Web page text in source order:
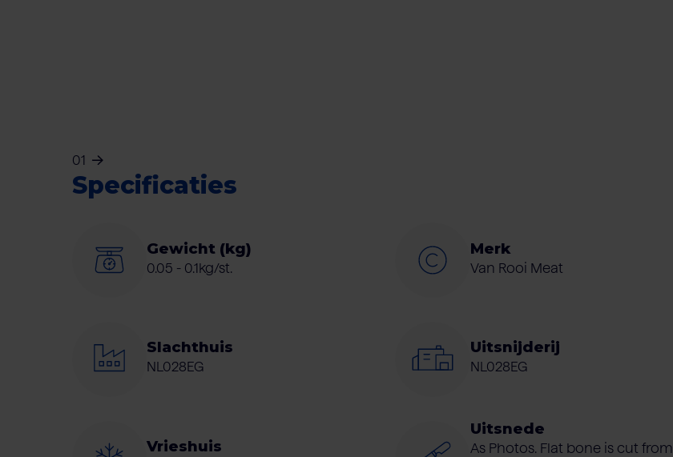
01
Specificaties
Gewicht (kg)
0.05 - 0.1kg/st.
Merk
Van Rooi Meat
Slachthuis
NL028EG
Uitsnijderij
NL028EG
Vrieshuis
Uitsnede
As Photos. Flat bone is cut from